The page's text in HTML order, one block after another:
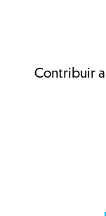
Contribuir